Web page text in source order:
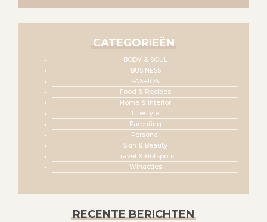
CATEGORIEËN
BODY & SOUL
BUSINESS
FASHION
Food & Recipes
Home & Interior
Lifestyle
Parenting
Personal
Skin & Beauty
Travel & Hotspots
Winacties
RECENTE BERICHTEN